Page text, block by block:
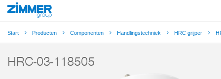
Start Producten Componenten Handlingstechniek HRC grijper
HRC-03-118505